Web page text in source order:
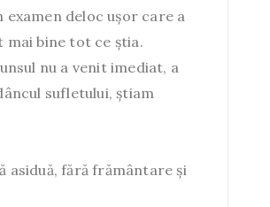
examen deloc ușor care a
mai bine tot ce știa.
nu a venit imediat, a
sufletului, știam
asiduă, fără frământare și